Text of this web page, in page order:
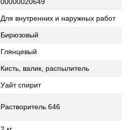
Для внутренних и наружных работ
Бирюзовый
Глянцевый
Кисть, валик, распылитель
Уайт спирит
Растворитель 646